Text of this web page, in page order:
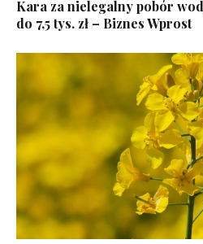
Kara za nielegalny pobór
do 7,5 tys. zł – Biznes Wprost